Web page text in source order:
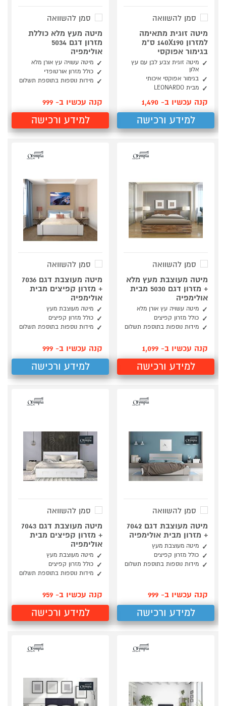
סמן להשוואה
מיטה זוגית מתאימה
למזרון 140X190 ס"מ
בגימור אפוקסי
מיטה זוגית צבע לבן עם עץ
אלון
בגימור אפוקסי איכותי
מבית LEONARDO
קנה עכשיו ב- 1,490
למידע ורכישה
סמן להשוואה
מיטה מעץ מלא כוללת
מזרון דגם 5034
אולימפיה
מיטה עשויה עץ אורן מלא
כולל מזרון אורטופדי
מידות נוספות בתוספת תשלום
קנה עכשיו ב- 999
למידע ורכישה
סמן להשוואה
מיטה מעוצבת מעץ מלא
+ מזרון דגם 5030 מבית
אולימפיה
מיטה עשויה עץ אורן מלא
כולל מזרון קפיצים
מידות נוספות בתוספת תשלום
קנה עכשיו ב- 1,099
למידע ורכישה
סמן להשוואה
מיטה מעוצבת דגם 7036
+ מזרון קפיצים מבית
אולימפיה
מיטה מעוצבת מעץ
כולל מזרון קפיצים
מידות נוספות בתוספת תשלום
קנה עכשיו ב- 999
למידע ורכישה
סמן להשוואה
מיטה מעוצבת דגם 7042
+ מזרון מבית אולימפיה
מיטה מעוצבת מעץ
כולל מזרון קפיצים
מידות נוספות בתוספת תשלום
קנה עכשיו ב- 999
למידע ורכישה
סמן להשוואה
מיטה מעוצבת דגם 7043
+ מזרון קפיצים מבית
אולימפיה
מיטה מעוצבת מעץ
כולל מזרון קפיצים
מידות נוספות בתוספת תשלום
קנה עכשיו ב- 959
למידע ורכישה